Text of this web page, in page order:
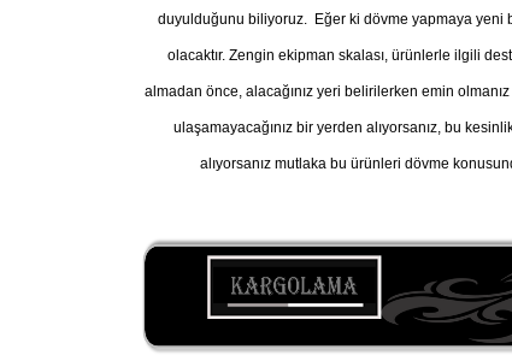
duyulduğunu biliyoruz. Eğer ki dövme yapmaya yeni
olacaktır. Zengin ekipman skalası, ürünlerle ilgili
almadan önce, alacağınız yeri belirilerken emin olmanız
ulaşamayacağınız bir yerden alıyorsanız, bu
alıyorsanız mutlaka bu ürünleri dövme